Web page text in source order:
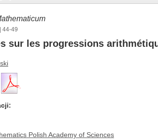
| 44-49
sur les progressions
Polish Academy of Sciences